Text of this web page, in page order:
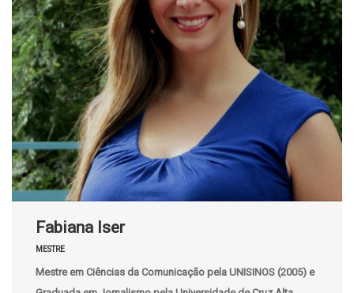
Fabiana Iser
MESTRE
Mestre em Ciências da Comunicação pela UNISINOS (2005) e